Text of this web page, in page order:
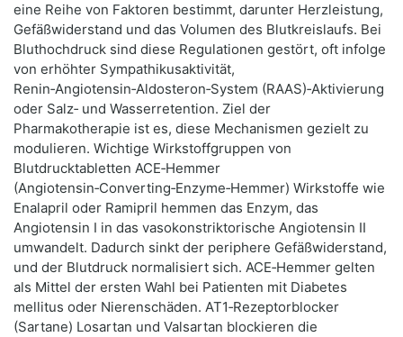
eine Reihe von Faktoren bestimmt, darunter Herzleistung,
Gefäßwiderstand und das Volumen des Blutkreislaufs. Bei
Bluthochdruck sind diese Regulationen gestört, oft infolge
von erhöhter Sympathikusaktivität,
Renin‑Angiotensin‑Aldosteron‑System (RAAS)‑Aktivierung
oder Salz‑ und Wasserretention. Ziel der
Pharmakotherapie ist es, diese Mechanismen gezielt zu
modulieren. Wichtige Wirkstoffgruppen von
Blutdrucktabletten ACE‑Hemmer
(Angiotensin‑Converting‑Enzyme‑Hemmer) Wirkstoffe wie
Enalapril oder Ramipril hemmen das Enzym, das
Angiotensin I in das vasokonstriktorische Angiotensin II
umwandelt. Dadurch sinkt der periphere Gefäßwiderstand,
und der Blutdruck normalisiert sich. ACE‑Hemmer gelten
als Mittel der ersten Wahl bei Patienten mit Diabetes
mellitus oder Nierenschäden. AT1‑Rezeptorblocker
(Sartane) Losartan und Valsartan blockieren die